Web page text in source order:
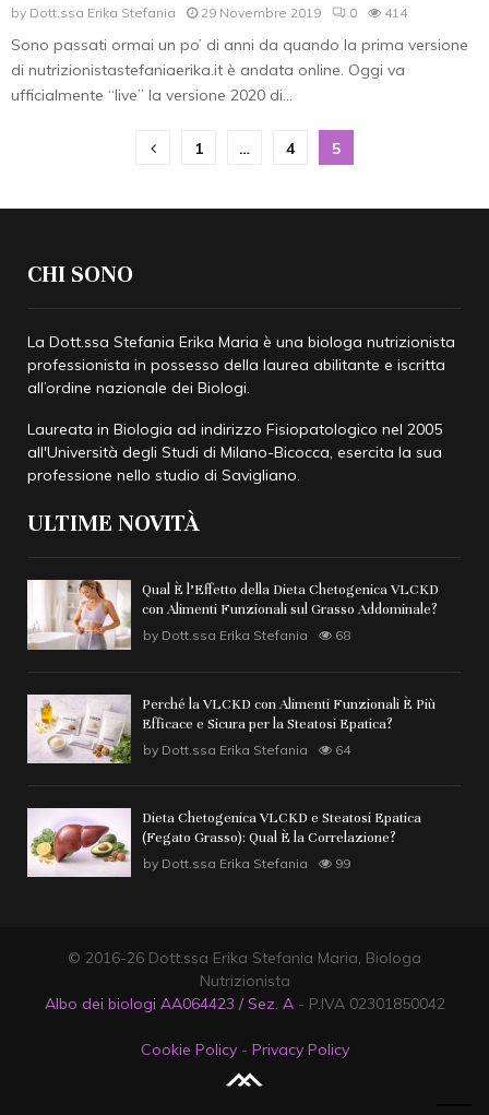
by Dott.ssa Erika Stefania 29 Novembre 2019 0 414
Sono passati ormai un po’ di anni da quando la prima versione
di nutrizionistastefaniaerika.it è andata online. Oggi va
ufficialmente “live” la versione 2020 di...
Paginazione
1 … 4 5
CHI SONO
La Dott.ssa Stefania Erika Maria è una biologa nutrizionista
professionista in possesso della laurea abilitante e iscritta
all’ordine nazionale dei Biologi.
Laureata in Biologia ad indirizzo Fisiopatologico nel 2005
all'Università degli Studi di Milano-Bicocca, esercita la sua
professione nello studio di Savigliano.
ULTIME NOVITÀ
Qual È l’Effetto della Dieta Chetogenica VLCKD
con Alimenti Funzionali sul Grasso Addominale?
by Dott.ssa Erika Stefania 68
Perché la VLCKD con Alimenti Funzionali È Più
Efficace e Sicura per la Steatosi Epatica?
by Dott.ssa Erika Stefania 64
Dieta Chetogenica VLCKD e Steatosi Epatica
(Fegato Grasso): Qual È la Correlazione?
by Dott.ssa Erika Stefania 99
© 2016-26 Dott.ssa Erika Stefania Maria, Biologa
Nutrizionista
Albo dei biologi AA064423 / Sez. A- P.IVA 02301850042
Cookie Policy- Privacy Policy